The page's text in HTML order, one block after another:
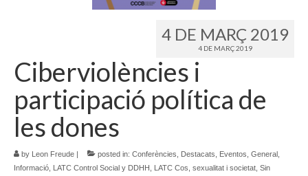
4 DE MARÇ 2019
4 DE MARÇ 2019
Ciberviolències i
participació política de
les dones
by Leon Freude | posted in: Conferències Destacats Eventos General
Informació LATC Control Social y DDHH LATC Cos, sexualitat i societat Sin